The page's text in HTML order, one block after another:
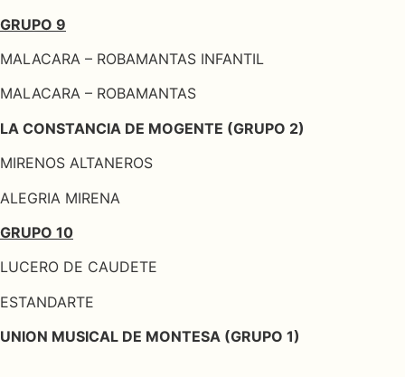
GRUPO 9
MALACARA – ROBAMANTAS INFANTIL
MALACARA – ROBAMANTAS
LA CONSTANCIA DE MOGENTE (GRUPO 2)
MIRENOS ALTANEROS
ALEGRIA MIRENA
GRUPO 10
LUCERO DE CAUDETE
ESTANDARTE
UNION MUSICAL DE MONTESA (GRUPO 1)